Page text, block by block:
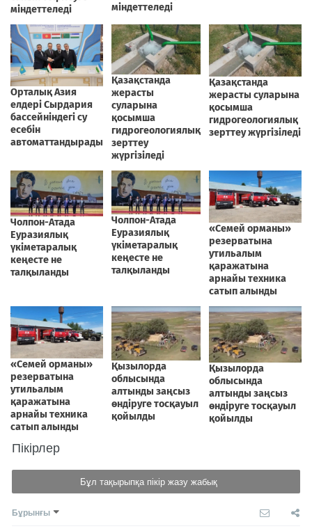
Пікірлер
Бұл тақырыпқа пікір жазу жабық
Бұрынғы